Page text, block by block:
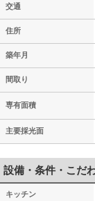
交通
住所
築年月
間取り
専有面積
主要採光面
設備・条件・こだ
キッチン